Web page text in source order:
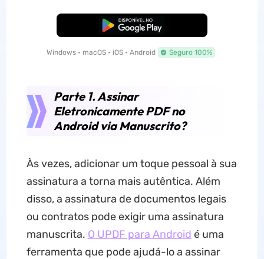
Baixar Grátis
Windows • macOS • iOS • Android Seguro 100%
Parte 1. Assinar
Eletronicamente PDF no
Android via Manuscrito?
Às vezes, adicionar um toque pessoal à sua
assinatura a torna mais autêntica. Além
disso, a assinatura de documentos legais
ou contratos pode exigir uma assinatura
manuscrita. O UPDF para Android é uma
ferramenta que pode ajudá-lo a assinar